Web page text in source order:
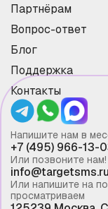
Партнёрам
Вопрос-ответ
Блог
Поддержка
Контакты
Напишите нам в
+7 (495) 966-13-
Или позвоните нам!
info@targetsms.ru
Или напишите на
просматриваем